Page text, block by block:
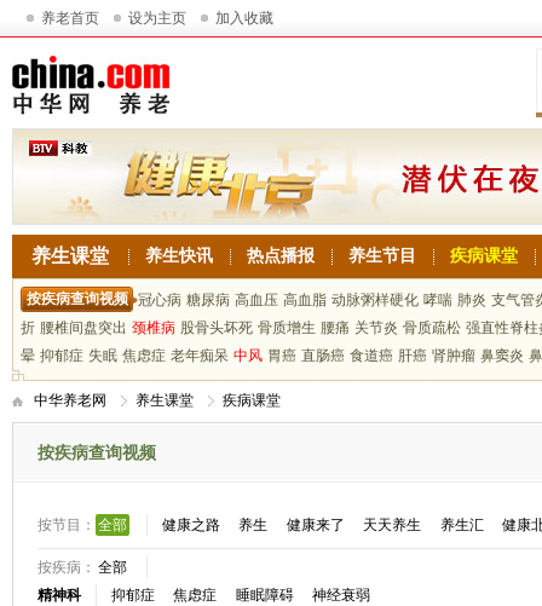
养老首页 设为主页 加入收藏
养生课堂 养生快讯 热点播报 养生节目 疾病课堂
按疾病查询视频 冠心病 糖尿病 高血压 高血脂 动脉粥样硬化 哮喘 肺炎 支气管
折 腰椎间盘突出 颈椎病 股骨头坏死 骨质增生 腰痛 关节炎 骨质疏松 强直性脊柱
晕 抑郁症 失眠 焦虑症 老年痴呆 中风 胃癌 直肠癌 食道癌 肝癌 肾肿瘤 鼻窦炎
中华养老网 养生课堂 疾病课堂
按疾病查询视频
按节目： 全部 健康之路 养生 健康来了 天天养生 养生汇 健康
按疾病： 全部
精神科
抑郁症 焦虑症 睡眠障碍
神经衰弱